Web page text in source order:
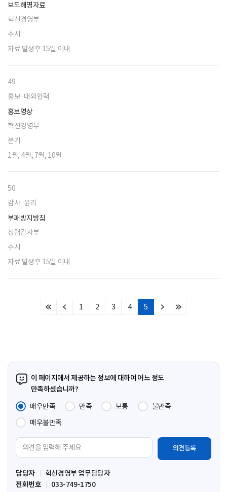
보도해명자료
혁신경영부
수시
자료 발생후 15일 이내
49
홍보·대외협력
홍보영상
혁신경영부
분기
1월, 4월, 7월, 10월
50
감사·윤리
부패방지방침
청렴감사부
수시
자료 발생후 15일 이내
처
이
1 2 3 4 5
다
마
이 페이지에서 제공하는 정보에 대하여 어느 정도
만족하셨습니까?
매우만족
만족 보통
불만족
매우불만족
견
입
력
담당자
혁신경영부 업무담당자
전화번호
033-749-1750